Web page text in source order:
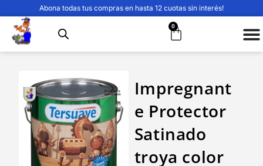
Abona todas tus compras en hasta 12 cuotas sin interés!
0
Impregnant
e Protector
Satinado
troya color